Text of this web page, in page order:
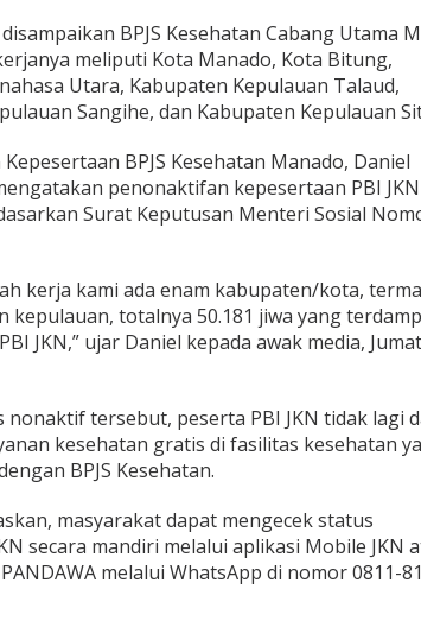
BPJS Kesehatan Cabang Utama
meliputi Kota Manado, Kota Bitung,
Utara, Kabupaten Kepulauan Talaud,
Sangihe, dan Kabupaten Kepulauan
BPJS Kesehatan Manado, Daniel
penonaktifan kepesertaan PBI JKN
Surat Keputusan Menteri Sosial
kerja kami ada enam kabupaten/kota,
kepulauan, totalnya 50.181 jiwa yang
JKN,” ujar Daniel kepada awak media, Jumat
nonaktif tersebut, peserta PBI JKN tidak lagi
kesehatan gratis di fasilitas kesehatan
BPJS Kesehatan.
masyarakat dapat mengecek status
secara mandiri melalui aplikasi Mobile JKN
melalui WhatsApp di nomor 0811-